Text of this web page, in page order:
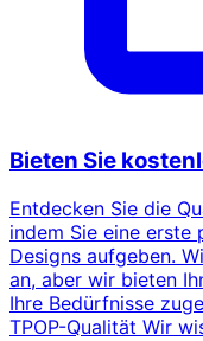
Bieten Sie
Entdecken Sie die
indem Sie eine erste
Designs aufgeben.
an, aber wir bieten
Ihre Bedürfnisse
TPOP-Qualität Wir